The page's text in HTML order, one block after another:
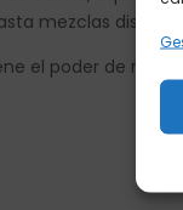
mezclas
el poder de